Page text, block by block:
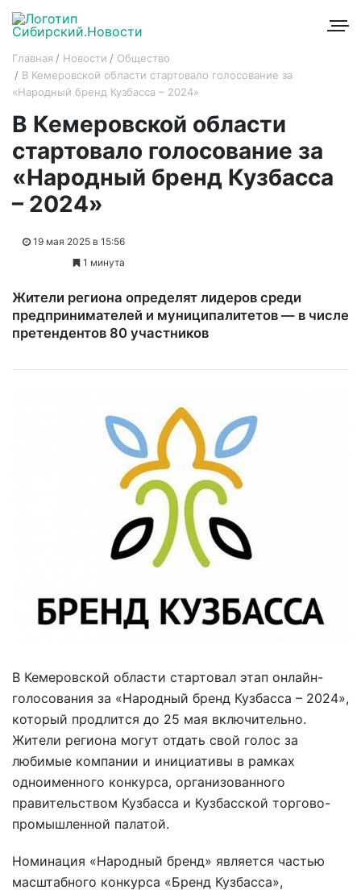
Главная Новости
Общество
В Кемеровской области стартовало голосование за
«Народный бренд Кузбасса – 2024»
В Кемеровской области
стартовало голосование за
«Народный бренд Кузбасса
– 2024»
19 мая 2025 в 15:56
1 минута
Жители региона определят лидеров среди
предпринимателей и муниципалитетов — в числе
претендентов 80 участников
В Кемеровской области стартовал этап онлайн-
голосования за «Народный бренд Кузбасса – 2024»,
который продлится до 25 мая включительно.
Жители региона могут отдать свой голос за
любимые компании и инициативы в рамках
одноименного конкурса, организованного
правительством Кузбасса и Кузбасской торгово-
промышленной палатой.
Номинация «Народный бренд» является частью
масштабного конкурса «Бренд Кузбасса»,